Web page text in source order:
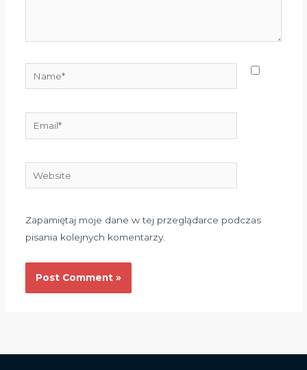
Website
Zapamiętaj moje dane w tej przeglądarce podczas
pisania kolejnych komentarzy.